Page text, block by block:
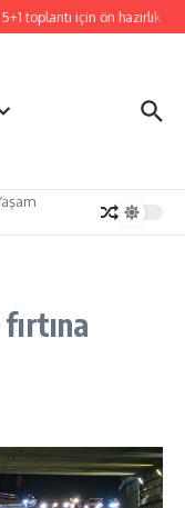
toplantı için ön hazırlık